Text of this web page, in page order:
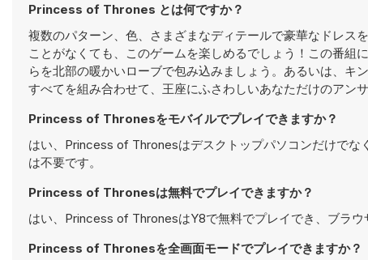
Princess of Thrones とは何ですか？
複数のパターン、色、さまざまなディテールで豪華なドレス
ことがなくても、このゲームを楽しめるでしょう！この番組
らを北部の暖かいローブで包み込みましょう。あるいは、キ
すべてを組み合わせて、王座にふさわしいあなただけのアン
Princess of Thronesをモバイルでプレイできますか？
はい、Princess of Thronesはデスクトップパソコンだけでな
は不要です。
Princess of Thronesは無料でプレイできますか？
はい、Princess of ThronesはY8で無料でプレイでき、ブラウ
Princess of Thronesを全画面モードでプレイできますか？